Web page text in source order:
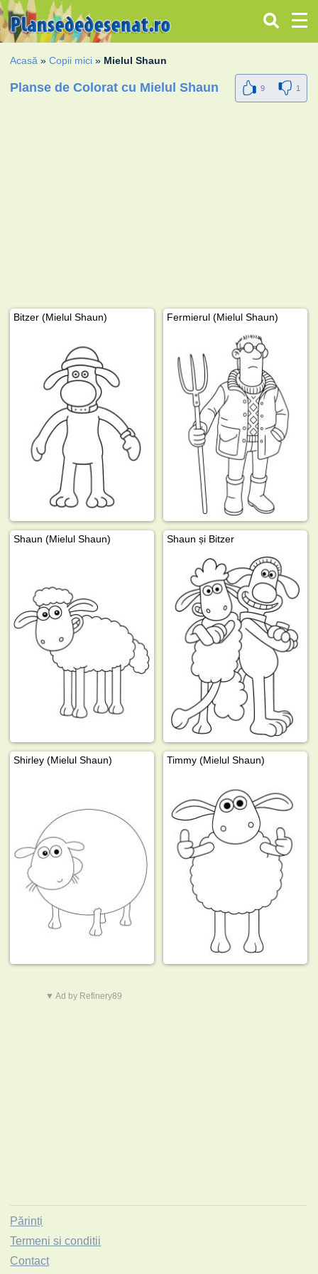
Acasă »Copii mici » Mielul Shaun
Planse de Colorat cu Mielul Shaun 9 1
Bitzer (Mielul Shaun) Fermierul (Mielul Shaun)
Shaun (Mielul Shaun) Shaun și Bitzer
Shirley (Mielul Shaun) Timmy (Mielul Shaun)
▼ Ad by Refinery89
Părinți
Termeni si conditii
Contact